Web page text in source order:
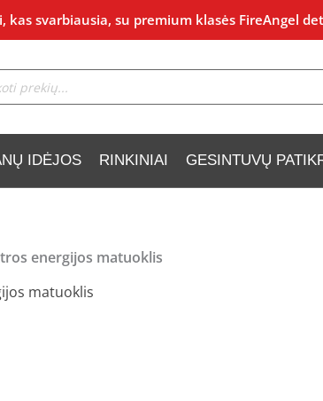
kas svarbiausia, su premium klasės FireAngel
IDĖJOS RINKINIAI GESINTUVŲ
energijos matuoklis
matuoklis